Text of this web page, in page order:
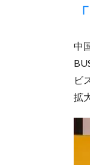
中
ビ
拡